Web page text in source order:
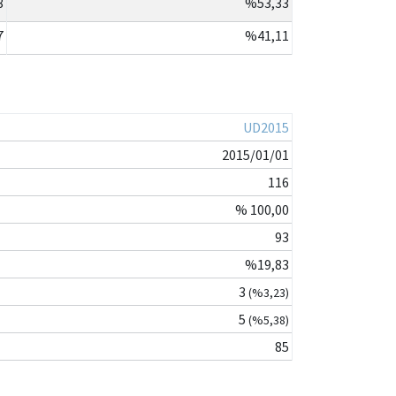
%41,11
UD2015
2015/01/01
116
% 100,00
93
%19,83
3 (%3,23)
5 (%5,38)
85